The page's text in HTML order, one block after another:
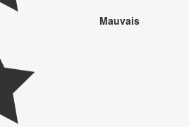
Mauvais